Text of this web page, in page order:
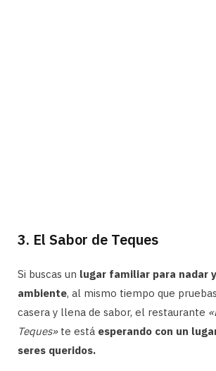
3. El Sabor de Teques
Si buscas un lugar familiar para nadar
ambiente, al mismo tiempo que
casera y llena de sabor, el restaurante
Teques»te está esperando con un
seres queridos.